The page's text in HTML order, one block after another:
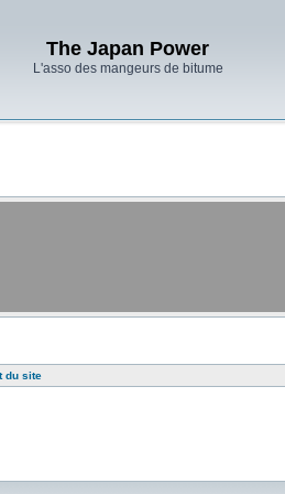
The Japan Power
L'asso des mangeurs de bitume
du site